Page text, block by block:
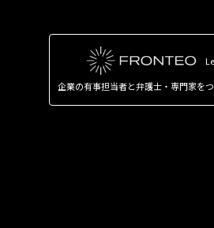
企業の有事担当者と弁護士・専門家を